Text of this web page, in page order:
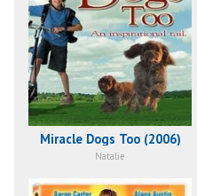
Miracle Dogs Too (2006)
Natalie